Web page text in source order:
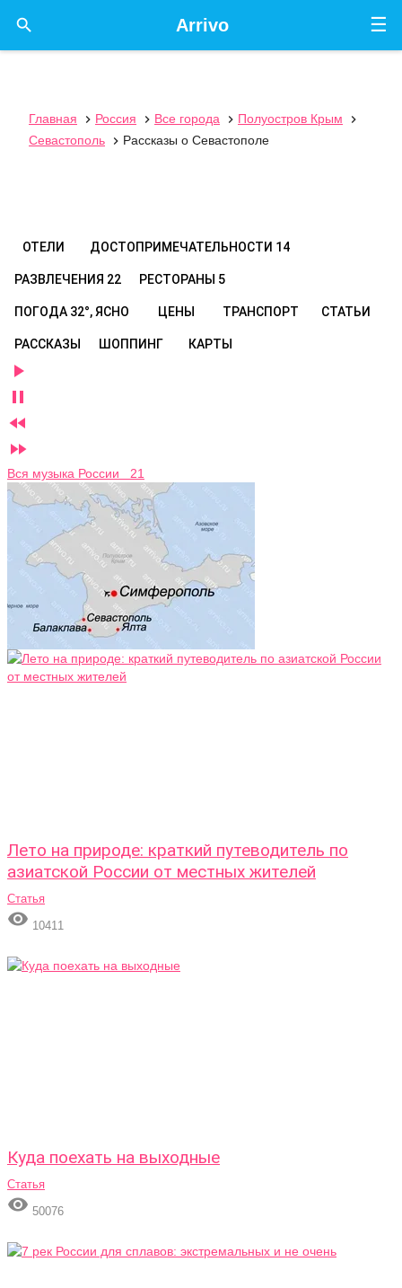
☰
Arrivo

Главная  Россия  Все города  Полуостров Крым

Севастополь
 Рассказы о Севастополе
ОТЕЛИ ДОСТОПРИМЕЧАТЕЛЬНОСТИ 14
РАЗВЛЕЧЕНИЯ 22 РЕСТОРАНЫ 5
ПОГОДА 32°, ЯСНО ЦЕНЫ ТРАНСПОРТ СТАТЬИ
РАССКАЗЫ ШОППИНГ КАРТЫ




Вся музыка России 21
Лето на природе: краткий путеводитель по
азиатской России от местных жителей
Статья
 10411
Куда поехать на выходные
Статья
 50076